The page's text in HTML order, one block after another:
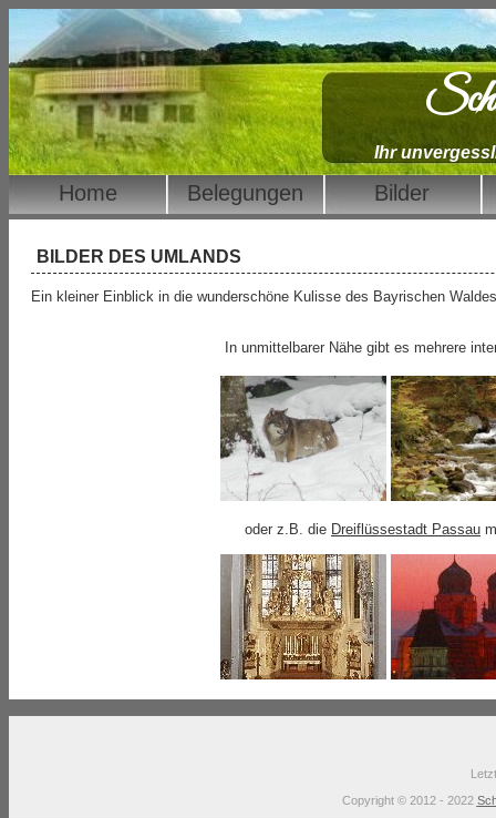
Ihr
Home Belegungen Bilder
BILDER DES UMLANDS
Ein kleiner Einblick in die wunderschöne Kulisse des Bayrischen Waldes
In unmittelbarer Nähe gibt es mehrere
oder z.B. die Dreiflüssestadt Passau
Copyright © 2012 - 2022